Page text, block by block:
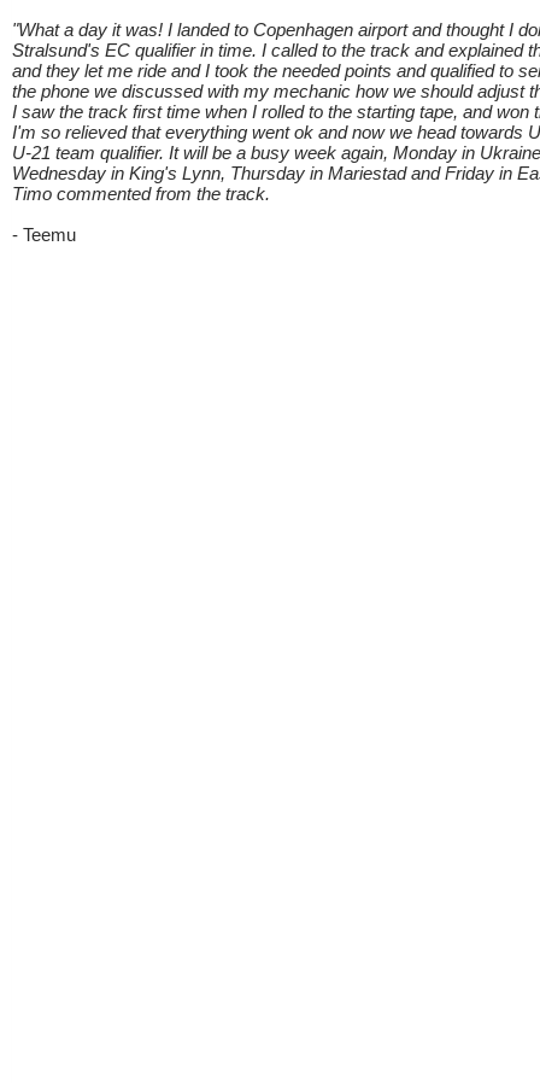
"What a day it was! I landed to Copenhagen airport and thought I
Stralsund's EC qualifier in time. I called to the track and explained
and they let me ride and I took the needed points and qualified to
the phone we discussed with my mechanic how we should adjust
I saw the track first time when I rolled to the starting tape, and won
I'm so relieved that everything went ok and now we head towards
U-21 team qualifier. It will be a busy week again, Monday in
Wednesday in King's Lynn, Thursday in Mariestad and Friday in
Timo commented from the track.
- Teemu